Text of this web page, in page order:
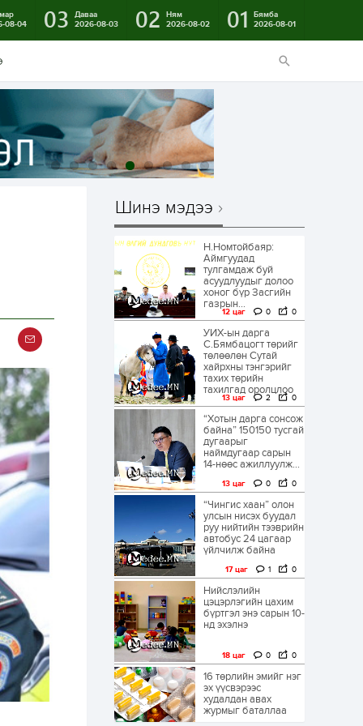
08-04
03
Даваа
2026-08-03
02
Ням
2026-08-02
01
Бямба
2026-08-01
Шинэ мэдээ
Н.Номтойбаяр:
Аймгуудад
тулгамдаж буй
асуудлуудыг долоо
хоног бүр Засгийн
газрын...
12 цаг 0 0
УИХ-ын дарга
С.Бямбацогт төрийг
төлөөлөн Сутай
хайрхны тэнгэрийг
тахих төрийн
тахилгад оролцлоо
13 цаг 2 0
“Хотын дарга сонсож
байна” 150150 тусгай
дугаарыг
наймдугаар сарын
14-нөөс ажиллуулж...
13 цаг 0 0
“Чингис хаан” олон
улсын нисэх буудал
руу нийтийн тээврийн
автобус 24 цагаар
үйлчилж байна
17 цаг 1 0
Нийслэлийн
цэцэрлэгийн цахим
бүртгэл энэ сарын 10-
нд эхэлнэ
18 цаг 0 0
16 төрлийн эмийг нэг
эх үүсвэрээс
худалдан авах
журмыг баталлаа